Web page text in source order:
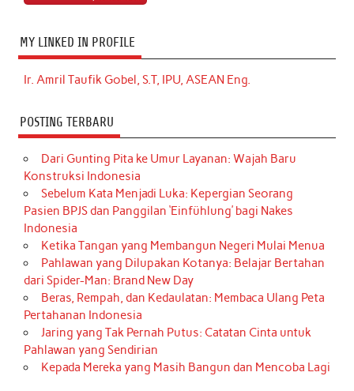
MY LINKED IN PROFILE
Ir. Amril Taufik Gobel, S.T, IPU, ASEAN Eng.
POSTING TERBARU
Dari Gunting Pita ke Umur Layanan: Wajah Baru
Konstruksi Indonesia
Sebelum Kata Menjadi Luka: Kepergian Seorang
Pasien BPJS dan Panggilan ‘Einfühlung’ bagi Nakes
Indonesia
Ketika Tangan yang Membangun Negeri Mulai Menua
Pahlawan yang Dilupakan Kotanya: Belajar Bertahan
dari Spider-Man: Brand New Day
Beras, Rempah, dan Kedaulatan: Membaca Ulang Peta
Pertahanan Indonesia
Jaring yang Tak Pernah Putus: Catatan Cinta untuk
Pahlawan yang Sendirian
Kepada Mereka yang Masih Bangun dan Mencoba Lagi